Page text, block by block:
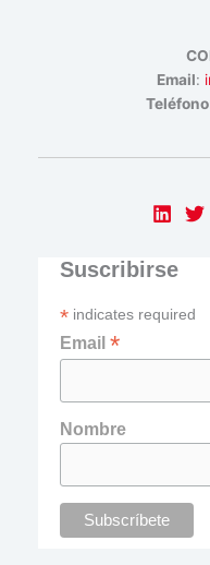
Email:
Teléfono
Suscribirse
* indicates required
Email *
Nombre